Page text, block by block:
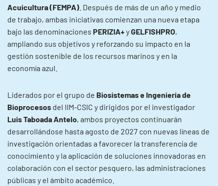
Acuicultura (FEMPA) . Después de más de un año y medio
de trabajo, ambas iniciativas comienzan una nueva etapa
bajo las denominaciones PERIZIA+yGELFISHPRO,
ampliando sus objetivos y reforzando su impacto en la
gestión sostenible de los recursos marinos y en la
economía azul.
Liderados por el grupo de Biosistemas e Ingeniería de
Bioprocesos del IIM-CSIC y dirigidos por el investigador
Luis Taboada Antelo, ambos proyectos continuarán
desarrollándose hasta agosto de 2027 con nuevas líneas de
investigación orientadas a favorecer la transferencia de
conocimiento y la aplicación de soluciones innovadoras en
colaboración con el sector pesquero, las administraciones
públicas y el ámbito académico.